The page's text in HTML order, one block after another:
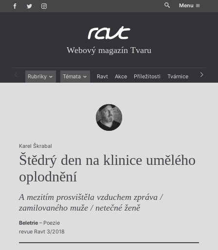
Menu
Webový magazín Tvaru
Rubriky Témata Ravt Akce Příležitosti Tvárnice Archiv
Rozhovory
Dokument
Karel Škrabal
Štědrý den na klinice umělého
oplodnění
A mezitím prosvištěla vzduchem zpráva /
zamilovaného muže / netečné ženě
Beletrie– Poezie
revue Ravt 3/2018